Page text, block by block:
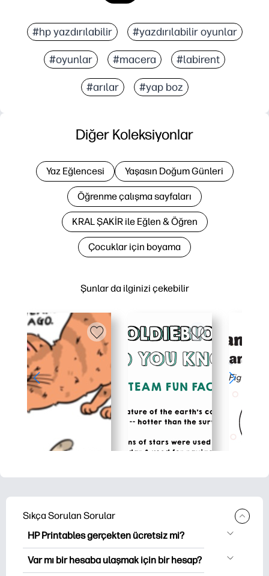
#hp yazdırılabilir #yazdırılabilir oyunlar
#oyunlar #macera #labirent
#arılar #yap boz
Şunlar da ilginizi çekebilir
Diğer Koleksiyonlar
Yaz Eğlencesi Yaşasın Doğum Günleri
Öğrenme çalışma sayfaları
KRAL ŞAKİR ile Eğlen & Öğren
Çocuklar için boyama
Sıkça Sorulan Sorular
HP Printables gerçekten ücretsiz mi?
HP Printables, indirme ve indirme için
2,500'den fazla ücretsiz yazılabilir ürün
Var mı bir hesaba ulaşmak için bir hesap?